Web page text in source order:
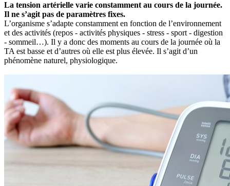
La tension artérielle varie constamment au cours de la journée.
Il ne s’agit pas de paramètres fixes.
L’organisme s’adapte constamment en fonction de l’environnement
et des activités (repos - activités physiques - stress - sport - digestion
- sommeil…). Il y a donc des moments au cours de la journée où la
TA est basse et d’autres où elle est plus élevée. Il s’agit d’un
phénomène naturel, physiologique.